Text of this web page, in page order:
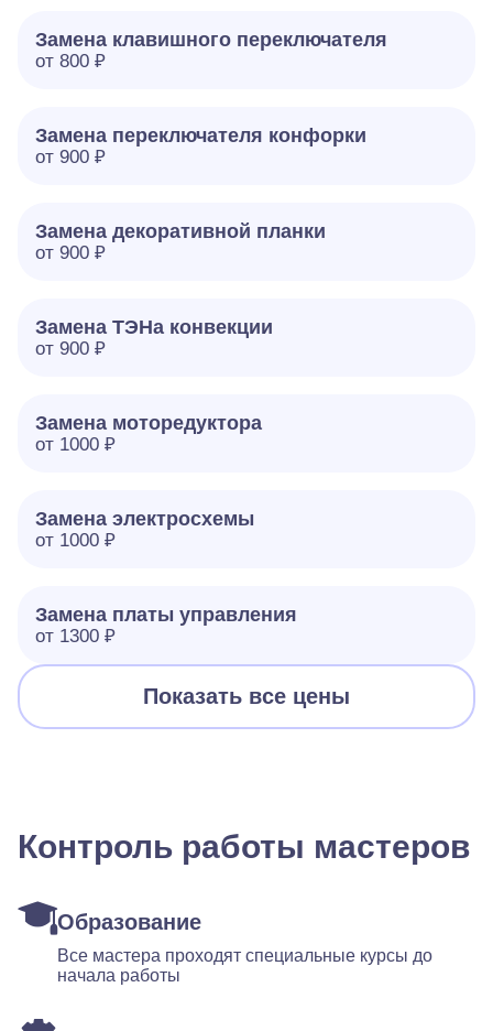
Замена клавишного переключателя
от 800 ₽
Замена переключателя конфорки
от 900 ₽
Замена декоративной планки
от 900 ₽
Замена ТЭНа конвекции
от 900 ₽
Замена моторедуктора
от 1000 ₽
Замена электросхемы
от 1000 ₽
Замена платы управления
от 1300 ₽
Показать все цены
Контроль работы мастеров
Образование
Все мастера проходят специальные курсы до
начала работы